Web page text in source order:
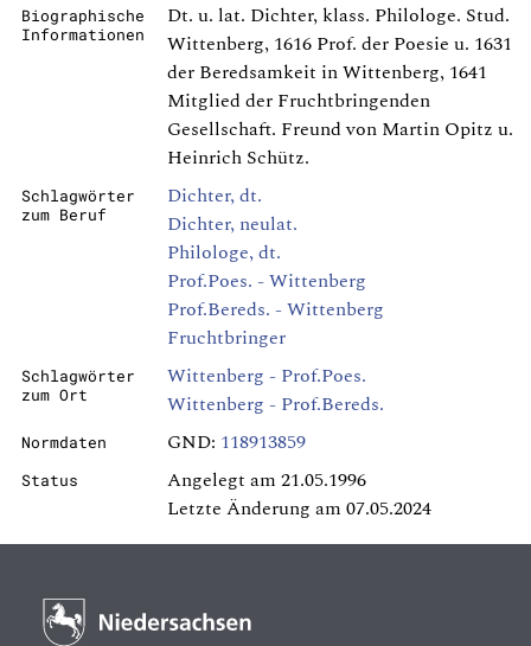
Biographische
Informationen
Dt. u. lat. Dichter, klass. Philologe. Stud.
Wittenberg, 1616 Prof. der Poesie u. 1631
der Beredsamkeit in Wittenberg, 1641
Mitglied der Fruchtbringenden
Gesellschaft. Freund von Martin Opitz u.
Heinrich Schütz.
Schlagwörter
zum Beruf
Dichter, dt.
Dichter, neulat.
Philologe, dt.
Prof.Poes. - Wittenberg
Prof.Bereds. - Wittenberg
Fruchtbringer
Schlagwörter
zum Ort
Wittenberg - Prof.Poes.
Wittenberg - Prof.Bereds.
Normdaten GND: 118913859
Status
Angelegt am 21.05.1996
Letzte Änderung am 07.05.2024